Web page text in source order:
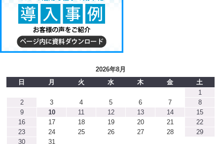
2026年8月
日
月 火 水 木 金
土
1
2
3 4 5 6 7
8
9
10 11 12 13 14
15
16
17 18 19 20 21
22
23
24 25 26 27 28
29
30
31